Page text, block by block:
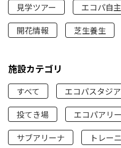
見学ツアー
エコパ自
開花情報
芝生養生
施設カテゴリ
すべて エコパスタジ
投てき場
エコパアリ
サブアリーナ
トレー